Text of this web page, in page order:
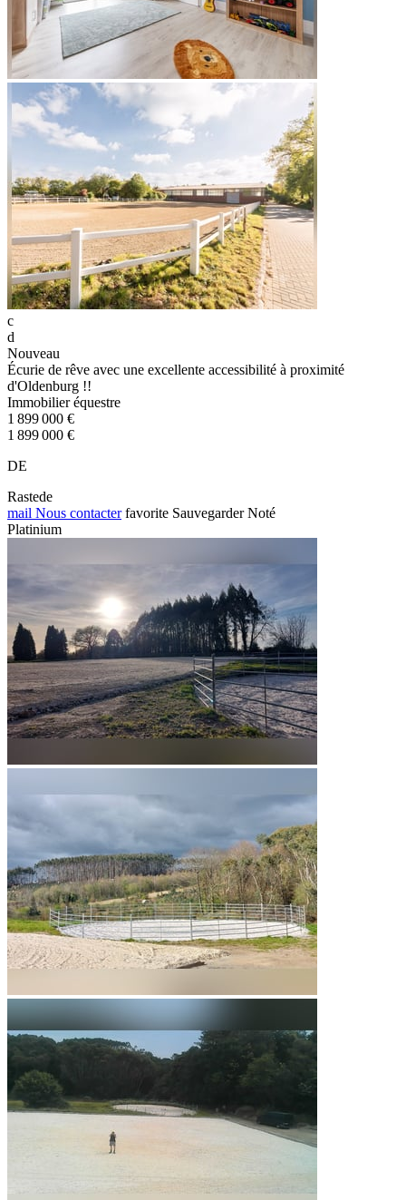
c
d
Nouveau
Écurie de rêve avec une excellente accessibilité à proximité
d'Oldenburg !!
Immobilier équestre
1 899 000 €
1 899 000 €
DE
Rastede
mail Nous contacter favorite Sauvegarder Noté
Platinium